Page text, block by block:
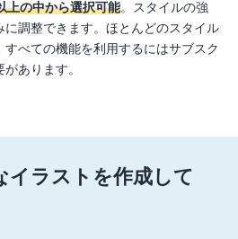
上の中から選択可能。スタイルの強
に調整できます。ほとんどのスタイル
べての機能を利用するにはサブスク
あります。
イラストを作成して